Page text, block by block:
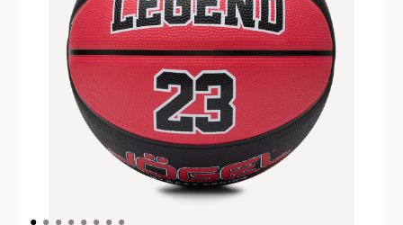
Опт 2(36%)- сумма всех заказов за 6 месяцев
200.000 рублей.
Опт 1 (38%) -
сумма всех заказов за 6 месяцев -
400.000 рублей.